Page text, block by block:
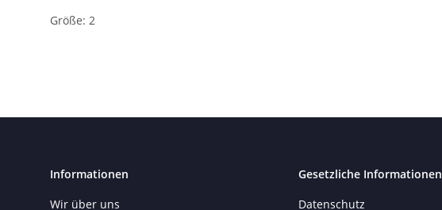
Größe: 2
Informationen
Wir über uns
Gesetzliche Informationen
Datenschutz